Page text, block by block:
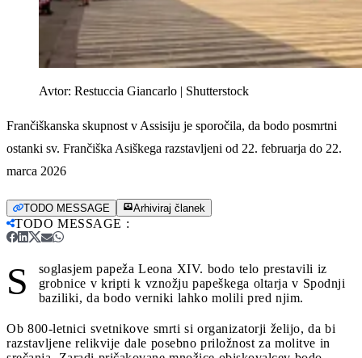
Avtor: Restuccia Giancarlo | Shutterstock
Frančiškanska skupnost v Assisiju je sporočila, da bodo posmrtni
ostanki sv. Frančiška Asiškega razstavljeni od 22. februarja do 22.
marca 2026
TODO MESSAGE Arhiviraj članek
TODO MESSAGE :
S
soglasjem papeža Leona XIV. bodo telo prestavili iz
grobnice v kripti k vznožju papeškega oltarja v Spodnji
baziliki, da bodo verniki lahko molili pred njim.
Ob 800-letnici svetnikove smrti si organizatorji želijo, da bi
razstavljene relikvije dale posebno priložnost za molitve in